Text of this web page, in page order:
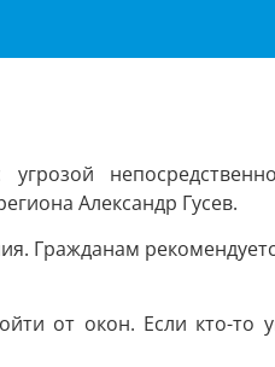
Александр Гусев.
Гражданам
от окон. Если кто-то